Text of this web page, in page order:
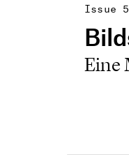
Issue
Eine